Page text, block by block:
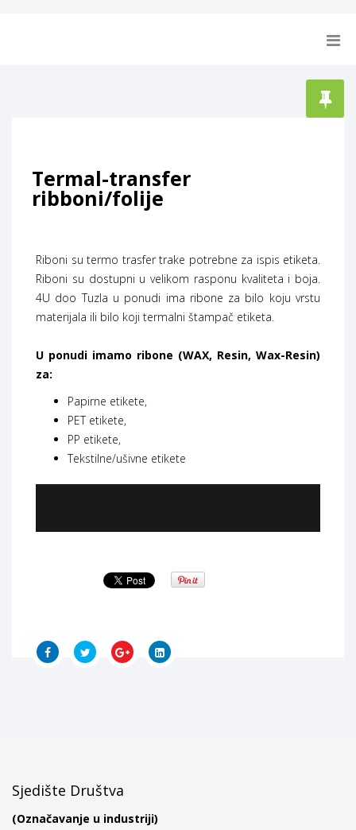
Termal-transfer
ribboni/folije
Riboni su termo trasfer trake potrebne za ispis etiketa.
Riboni su dostupni u velikom rasponu kvaliteta i boja.
4U doo Tuzla u ponudi ima ribone za bilo koju vrstu
materijala ili bilo koji termalni štampač etiketa.
U ponudi imamo ribone (WAX, Resin, Wax-Resin)
za:
Papirne etikete,
PET etikete,
PP etikete,
Tekstilne/ušivne etikete
Sjedište Društva
(Označavanje u industriji)